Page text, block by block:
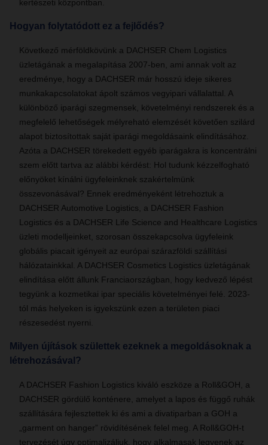
kertészeti központban.
Hogyan folytatódott ez a fejlődés?
Következő mérföldkövünk a DACHSER Chem Logistics
üzletágának a megalapítása 2007-ben, ami annak volt az
eredménye, hogy a DACHSER már hosszú ideje sikeres
munkakapcsolatokat ápolt számos vegyipari vállalattal. A
különböző iparági szegmensek, követelményi rendszerek és a
megfelelő lehetőségek mélyreható elemzését követően szilárd
alapot biztosítottak saját iparági megoldásaink elindításához.
Azóta a DACHSER törekedett egyéb iparágakra is koncentrálni
szem előtt tartva az alábbi kérdést: Hol tudunk kézzelfogható
előnyöket kínálni ügyfeleinknek szakértelmünk
összevonásával? Ennek eredményeként létrehoztuk a
DACHSER Automotive Logistics, a DACHSER Fashion
Logistics és a DACHSER Life Science and Healthcare Logistics
üzleti modelljeinket, szorosan összekapcsolva ügyfeleink
globális piacait igényeit az európai szárazföldi szállítási
hálózatainkkal. A DACHSER Cosmetics Logistics üzletágának
elindítása előtt állunk Franciaországban, hogy kedvező lépést
tegyünk a kozmetikai ipar speciális követelményei felé. 2023-
tól más helyeken is igyekszünk ezen a területen piaci
részesedést nyerni.
Milyen újítások születtek ezeknek a megoldásoknak a
létrehozásával?
A DACHSER Fashion Logistics kiváló eszköze a Roll&GOH, a
DACHSER gördülő konténere, amelyet a lapos és függő ruhák
szállítására fejlesztettek ki és ami a divatiparban a GOH a
„garment on hanger” rövidítésének felel meg. A Roll&GOH-t
tervezését úgy optimalizáljuk, hogy alkalmasak legyenek az